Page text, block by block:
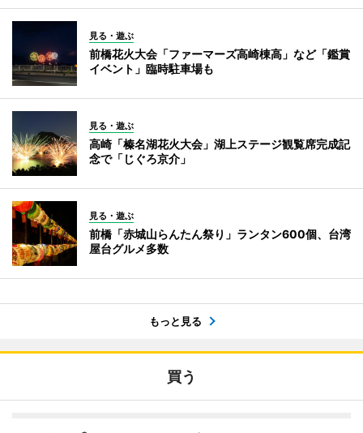
見る・遊ぶ
前橋花火大会「ファーマーズ高崎棟高」など「鑑賞
イベント」臨時駐車場も
見る・遊ぶ
高崎「榛名湖花火大会」湖上ステージ観覧席完成記
念で「じぐろ京介」
見る・遊ぶ
前橋「赤城山らんたん祭り」ランタン600個、台湾
屋台グルメ多数
もっと見る
買う